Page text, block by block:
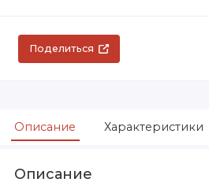
Поделиться
Описание Характеристики
Описание